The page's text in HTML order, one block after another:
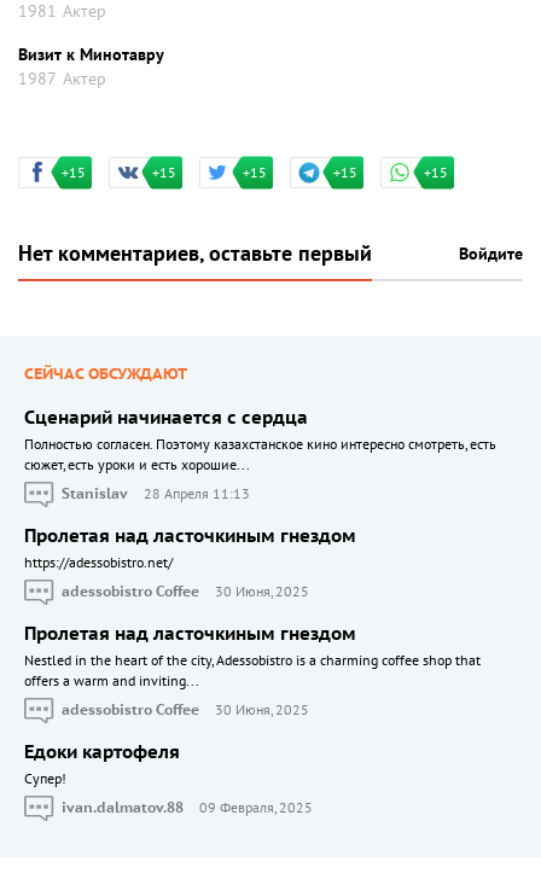
1981 Актер
Визит к Минотавру
1987 Актер
+15 +15 +15 +15 +15
Нет комментариев, оставьте первый Войдите
СЕЙЧАС ОБСУЖДАЮТ
Сценарий начинается с сердца
Полностью согласен. Поэтому казахстанское кино интересно смотреть, есть
сюжет, есть уроки и есть хорошие...
Stanislav
28 Апреля 11:13
Пролетая над ласточкиным гнездом
https://adessobistro.net/
adessobistro Coffee
30 Июня, 2025
Пролетая над ласточкиным гнездом
Nestled in the heart of the city, Adessobistro is a charming coffee shop that
offers a warm and inviting...
adessobistro Coffee
30 Июня, 2025
Едоки картофеля
Cупер!
ivan.dalmatov.88
09 Февраля, 2025